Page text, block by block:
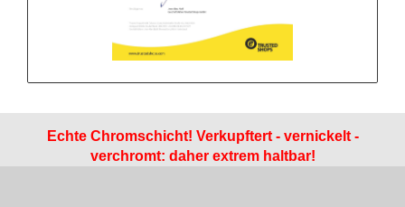
Echte Chromschicht! Verkupftert - vernickelt -
verchromt: daher extrem haltbar!